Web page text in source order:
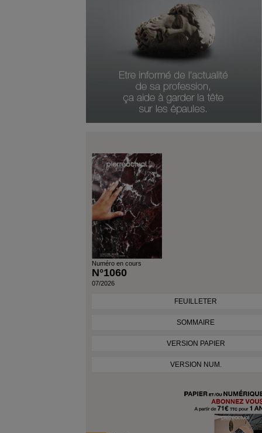
Numéro Du Produit
Type De Produit
Genre Du Produit
Durée D'abonnement
Numéro en cours
N°1060
07/2026
FEUILLETER
SOMMAIRE
VERSION PAPIER
VERSION NUM.